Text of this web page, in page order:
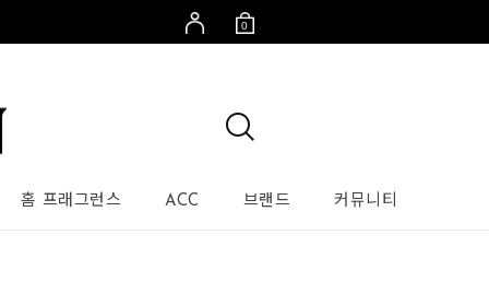
0
홈 프래그런스 ACC 브랜드 커뮤니티